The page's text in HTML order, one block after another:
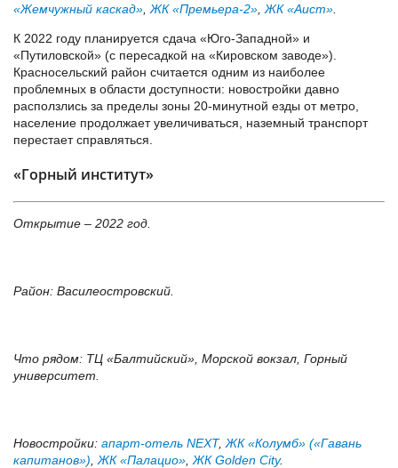
«Жемчужный каскад» ЖК «Премьера-2» ЖК «Аист»
К 2022 году планируется сдача «Юго-Западной» и
«Путиловской» (с пересадкой на «Кировском заводе»).
Красносельский район считается одним из наиболее
проблемных в области доступности: новостройки давно
расползлись за пределы зоны 20-минутной езды от метро,
население продолжает увеличиваться, наземный транспорт
перестает справляться.
«Горный институт»
Открытие – 2022 год.
Район: Василеостровский.
Что рядом: ТЦ «Балтийский», Морской вокзал, Горный
университет.
Новостройки: апарт-отель NEXT, ЖК «Колумб» («Гавань
капитанов») ЖК «Палацио» ЖК Golden City.